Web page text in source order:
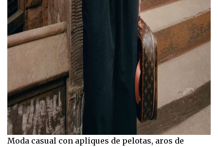
Moda casual con apliques de pelotas, aros de